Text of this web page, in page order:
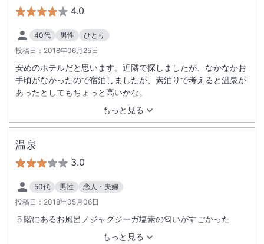
ゃうじゃ。たぶん改装して古い壁など覆った隙間から虫が湧き
出てるのでしょう。チェックイン時も他の方が虫がいたと話し
てました。
4.0
40代 男性
ひとり
投稿日： 2018年06月25日
もっと見る
安めのホテルだと思います。近隣で探しましたが、なかなかお
手頃がなかったので宿泊しましたが、素泊りで考えると温泉が
あったとしてもちょっと高いかな。
温泉
3.0
50代 男性
恋人・夫婦
投稿日： 2018年05月06日
もっと見る
５階にあるお風呂ノジャグジーガ塩素の匂いがすごかった